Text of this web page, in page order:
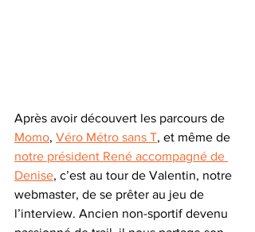
Après avoir découvert les parcours de
Momo, Véro Métro sans T, et même de
notre président René accompagné de
Denise, c’est au tour de Valentin, notre
webmaster, de se prêter au jeu de
l’interview. Ancien non-sportif devenu